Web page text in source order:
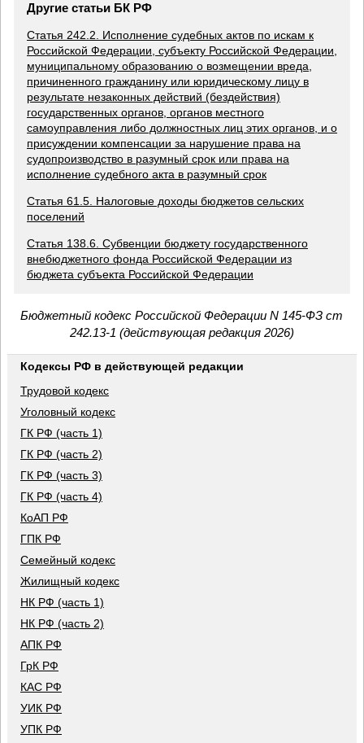
Другие статьи БК РФ
Статья 242.2. Исполнение судебных актов по искам к
Российской Федерации, субъекту Российской Федерации,
муниципальному образованию о возмещении вреда,
причиненного гражданину или юридическому лицу в
результате незаконных действий (бездействия)
государственных органов, органов местного
самоуправления либо должностных лиц этих органов, и о
присуждении компенсации за нарушение права на
судопроизводство в разумный срок или права на
исполнение судебного акта в разумный срок
Статья 61.5. Налоговые доходы бюджетов сельских
поселений
Статья 138.6. Субвенции бюджету государственного
внебюджетного фонда Российской Федерации из
бюджета субъекта Российской Федерации
Бюджетный кодекс Российской Федерации N 145-ФЗ ст
242.13-1 (действующая редакция 2026)
Кодексы РФ в действующей редакции
Трудовой кодекс
Уголовный кодекс
ГК РФ (часть 1)
ГК РФ (часть 2)
ГК РФ (часть 3)
ГК РФ (часть 4)
КоАП РФ
ГПК РФ
Семейный кодекс
Жилищный кодекс
НК РФ (часть 1)
НК РФ (часть 2)
АПК РФ
ГрК РФ
КАС РФ
УИК РФ
УПК РФ